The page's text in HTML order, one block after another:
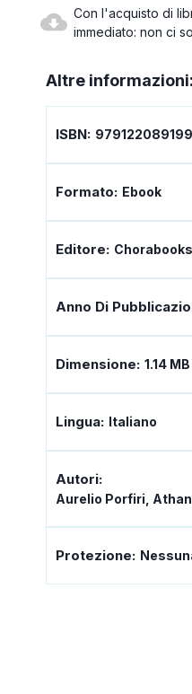
Con l'acquisto di
immediato: non ci
Altre informazioni:
ISBN:
Formato: Ebook
Editore: Chorabooks
Anno Di
Dimensione: 1.14 MB
Lingua: Italiano
Autori:
Aurelio Porfiri,
Protezione: